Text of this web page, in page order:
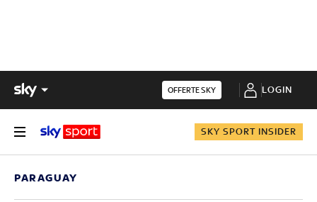
OFFERTE SKY LOGIN
SKY SPORT INSIDER
PARAGUAY